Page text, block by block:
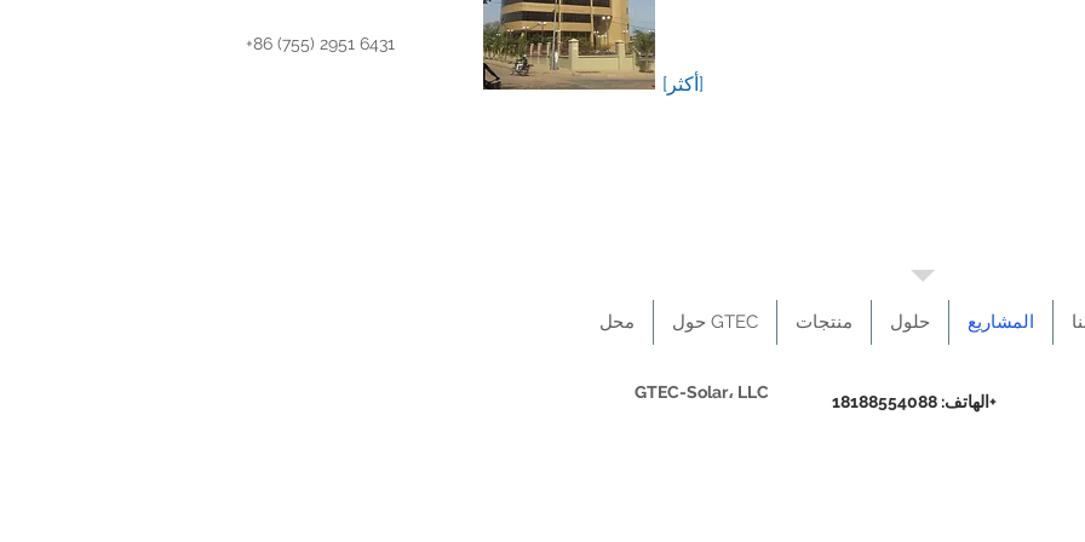
+86 (755) 2951 6431
[أكثر]
محل حول GTEC منتجات حلول المشاريع
GTEC-Solar، LLC الهاتف: 18188554088+